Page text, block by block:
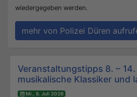
wiedergegeben werden.
mehr von Polizei Düren
Beitrags-
Veranstaltungstipps 8. –
musikalische Klassiker und
Mi., 8. Juli 2026